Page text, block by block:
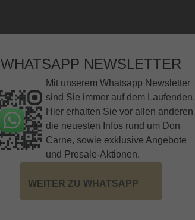
WHATSAPP NEWSLETTER
Mit unserem Whatsapp Newsletter
sind Sie immer auf dem Laufenden.
Hier erhalten Sie vor allen anderen
die neuesten Infos rund um Don
Carne, sowie exklusive Angebote
und Presale-Aktionen.
WEITER ZU WHATSAPP